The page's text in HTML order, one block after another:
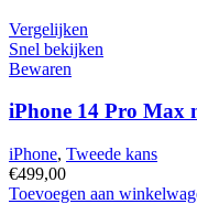
Plus
met
128GB
hoeveelheid
Vergelijken
Snel bekijken
Bewaren
iPhone 14 Pro Max
iPhone, Tweede kans
€499,00
iPhone
Toevoegen aan